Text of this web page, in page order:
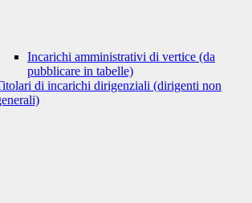
Incarichi amministrativi di vertice (da
pubblicare in tabelle)
di incarichi dirigenziali (dirigenti non